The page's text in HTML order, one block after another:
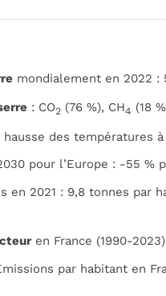
mondialement en 2022 :
: CO2 (76 %), CH4 (18
des températures à
pour l’Europe : -55 %
en 2021 : 9,8 tonnes par
en France (1990-
par habitant en